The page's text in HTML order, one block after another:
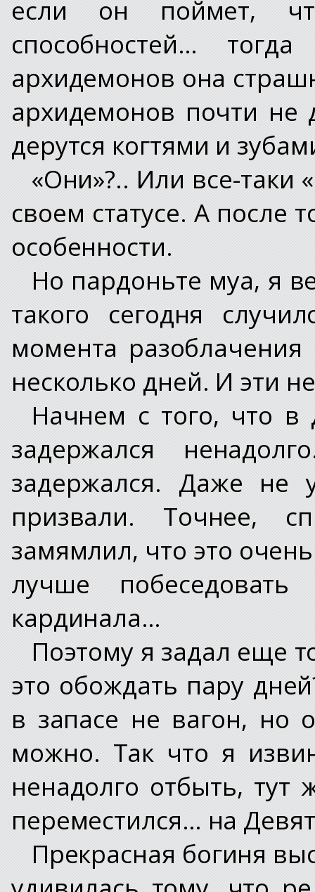
если он поймет,
способностей…
архидемонов она
архидемонов почти не
дерутся когтями и
«Они»?.. Или все-таки
своем статусе. А после
особенности.
Но пардоньте муа, я
такого сегодня
момента
несколько дней. И эти
Начнем с того, что в
задержался
задержался. Даже не
призвали. Точнее,
замямлил, что это
лучше
кардинала…
Поэтому я задал еще
это обождать пару
в запасе не вагон, но
можно. Так что я
ненадолго отбыть, тут
переместился… на
Прекрасная богиня